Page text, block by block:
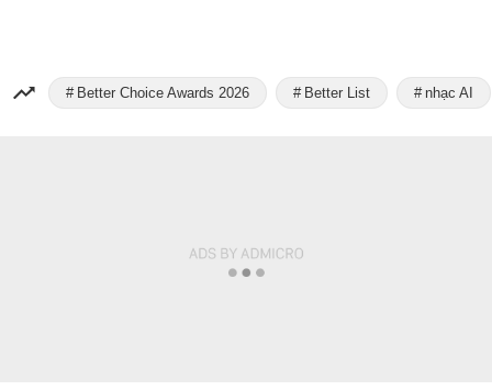
Better Choice Awards 2026 Better List nhạc AI